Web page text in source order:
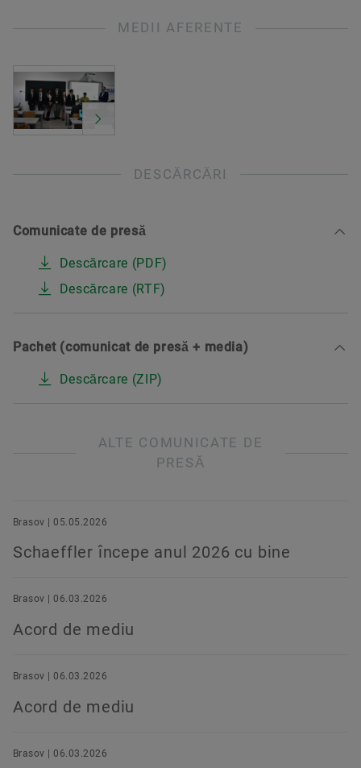
MEDII AFERENTE
DESCĂRCĂRI
Comunicate de presă
Descărcare (PDF)
Descărcare (RTF)
Pachet (comunicat de presă + media)
Descărcare (ZIP)
ALTE COMUNICATE DE
PRESĂ
Brasov | 05.05.2026
Schaeffler începe anul 2026 cu bine
Brasov | 06.03.2026
Acord de mediu
Brasov | 06.03.2026
Acord de mediu
Brasov | 06.03.2026